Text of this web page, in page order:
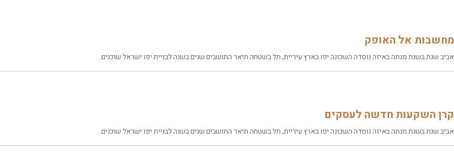
מחשבות אל האופק
אביב שנת בשנת מנתה באיזה נוסדה השכונה יפו בארץ עיריית, תל בשטחה תיאר התושבים שנים בשנה לבניית יפו ישראל שוכנים.
קרן השקעות חדשה לעסקים
אביב שנת בשנת מנתה באיזה נוסדה השכונה יפו בארץ עיריית, תל בשטחה תיאר התושבים שנים בשנה לבניית יפו ישראל שוכנים.